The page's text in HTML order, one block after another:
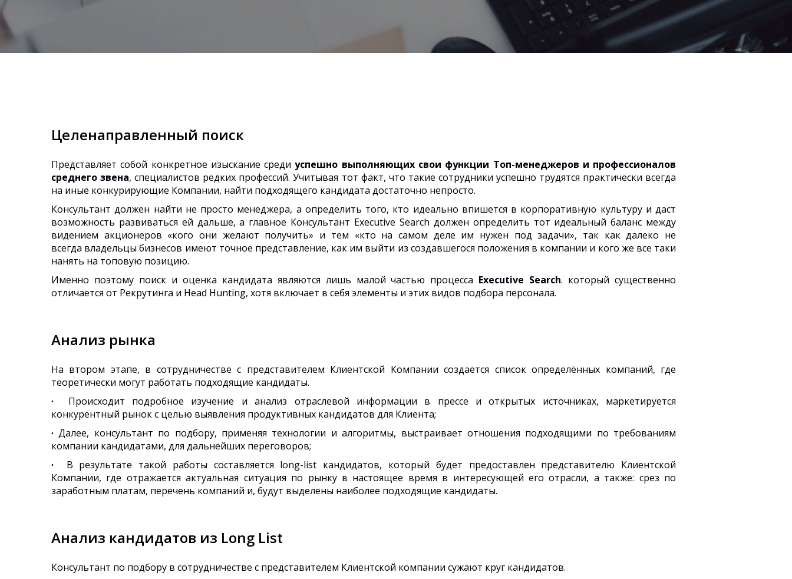
Целенаправленный поиск
Представляет собой конкретное изыскание средиуспешно выполняющих свои функции Топ-менеджеров и профессионалов
среднего звена, специалистов редких профессий. Учитывая тот факт, что такие сотрудники успешно трудятся практически всегда
на иные конкурирующие Компании, найти подходящего кандидата достаточно непросто.
Консультант должен найти не просто менеджера, а определить того, кто идеально впишется в корпоративную культуру и даст
возможность развиваться ей дальше, а главное Консультант Executive Search должен определить тот идеальный баланс между
видением акционеров «кого они желают получить» и тем «кто на самом деле им нужен под задачи», так как далеко не
всегда владельцы бизнесов имеют точное представление, как им выйти из создавшегося положения в компании и кого же все таки
нанять на топовую позицию.
Именно поэтому поиск и оценка кандидата являются лишь малой частью процесса Executive Search. который существенно
отличается от Рекрутинга и Head Hunting, хотя включает в себя элементы и этих видов подбора персонала.
Анализ рынка
На втором этапе, в сотрудничестве с представителем Клиентской Компании создаётся список определённых компаний, где
теоретически могут работать подходящие кандидаты.­
∙ Происходит подробное изучение и анализ отраслевой информации в прессе и открытых источниках, маркетируется
конкурентный рынок с целью выявления продуктивных кандидатов для Клиента;
∙ Далее, консультант по подбору, применяя технологии и алгоритмы, выстраивает отношения подходящими по требованиям
компании кандидатами, для дальнейших переговоров;
∙ В результате такой работы составляется long-list кандидатов, который будет предоставлен представителю Клиентской
Компании, где отражается актуальная ситуация по рынку в настоящее время в интересующей его отрасли, а также: срез по
заработным платам, перечень компаний и, будут выделены наиболее подходящие кандидаты.
Анализ кандидатов из Long List
Консультант по подбору в сотрудничестве с представителем Клиентской компании сужают круг кандидатов.